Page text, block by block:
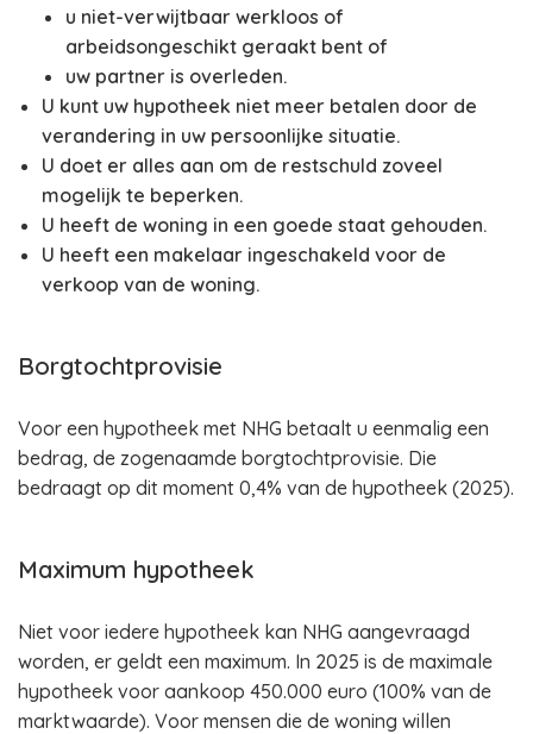
u niet-verwijtbaar werkloos of
arbeidsongeschikt geraakt bent of
uw partner is overleden.
U kunt uw hypotheek niet meer betalen door de
verandering in uw persoonlijke situatie.
U doet er alles aan om de restschuld zoveel
mogelijk te beperken.
U heeft de woning in een goede staat gehouden.
U heeft een makelaar ingeschakeld voor de
verkoop van de woning.
Borgtochtprovisie
Voor een hypotheek met NHG betaalt u eenmalig een
bedrag, de zogenaamde borgtochtprovisie. Die
bedraagt op dit moment 0,4% van de hypotheek (2025).
Maximum hypotheek
Niet voor iedere hypotheek kan NHG aangevraagd
worden, er geldt een maximum. In 2025 is de maximale
hypotheek voor aankoop 450.000 euro (100% van de
marktwaarde). Voor mensen die de woning willen